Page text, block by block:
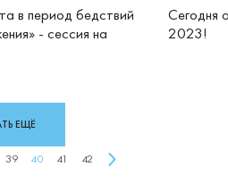
в период бедствий
- сессия на
Сегодня
2023!
39 40 41 42
ЕЩЁ